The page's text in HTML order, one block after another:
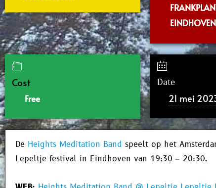
EINDHOVEN
Cost
Free
Date
21 mei
De Heights Meditation Band speelt op het
Lepeltje festival in Eindhoven van 19:30 – 20:30.